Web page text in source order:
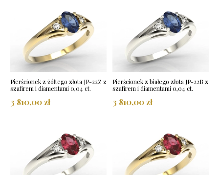
Pierścionek z żółtego złota JP-22Z z
szafirem i diamentami 0,04 ct.
3 810,00 zł
Pierścionek z białego złota JP-22B z
szafirem i diamentami 0,04 ct.
3 810,00 zł